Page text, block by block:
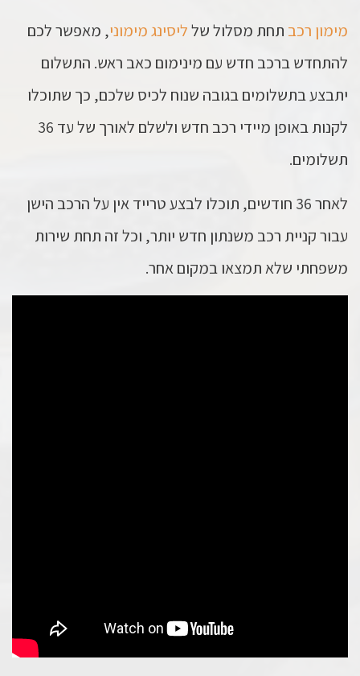
מימון רכב תחת מסלול שלליסינג מימוני, מאפשר לכם
להתחדש ברכב חדש עם מינימום כאב ראש. התשלום
יתבצע בתשלומים בגובה שנוח לכיס שלכם, כך שתוכלו
לקנות באופן מיידי רכב חדש ולשלם לאורך של עד 36
תשלומים.
לאחר 36 חודשים, תוכלו לבצע טרייד אין על הרכב הישן
עבור קניית רכב משנתון חדש יותר, וכל זה תחת שירות
משפחתי שלא תמצאו במקום אחר.